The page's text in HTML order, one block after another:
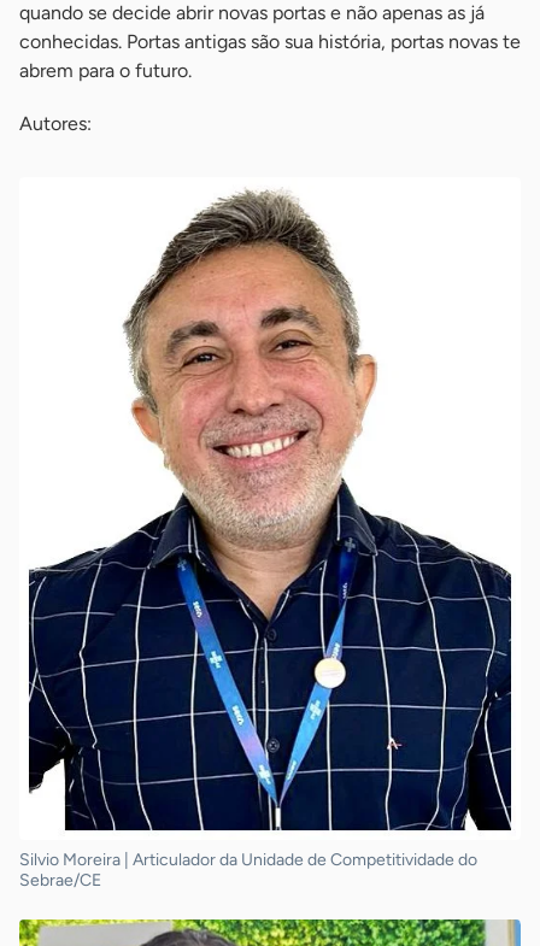
quando se decide abrir novas portas e não apenas as já
conhecidas. Portas antigas são sua história, portas novas te
abrem para o futuro.
Autores:
Silvio Moreira | Articulador da Unidade de Competitividade do
Sebrae/CE